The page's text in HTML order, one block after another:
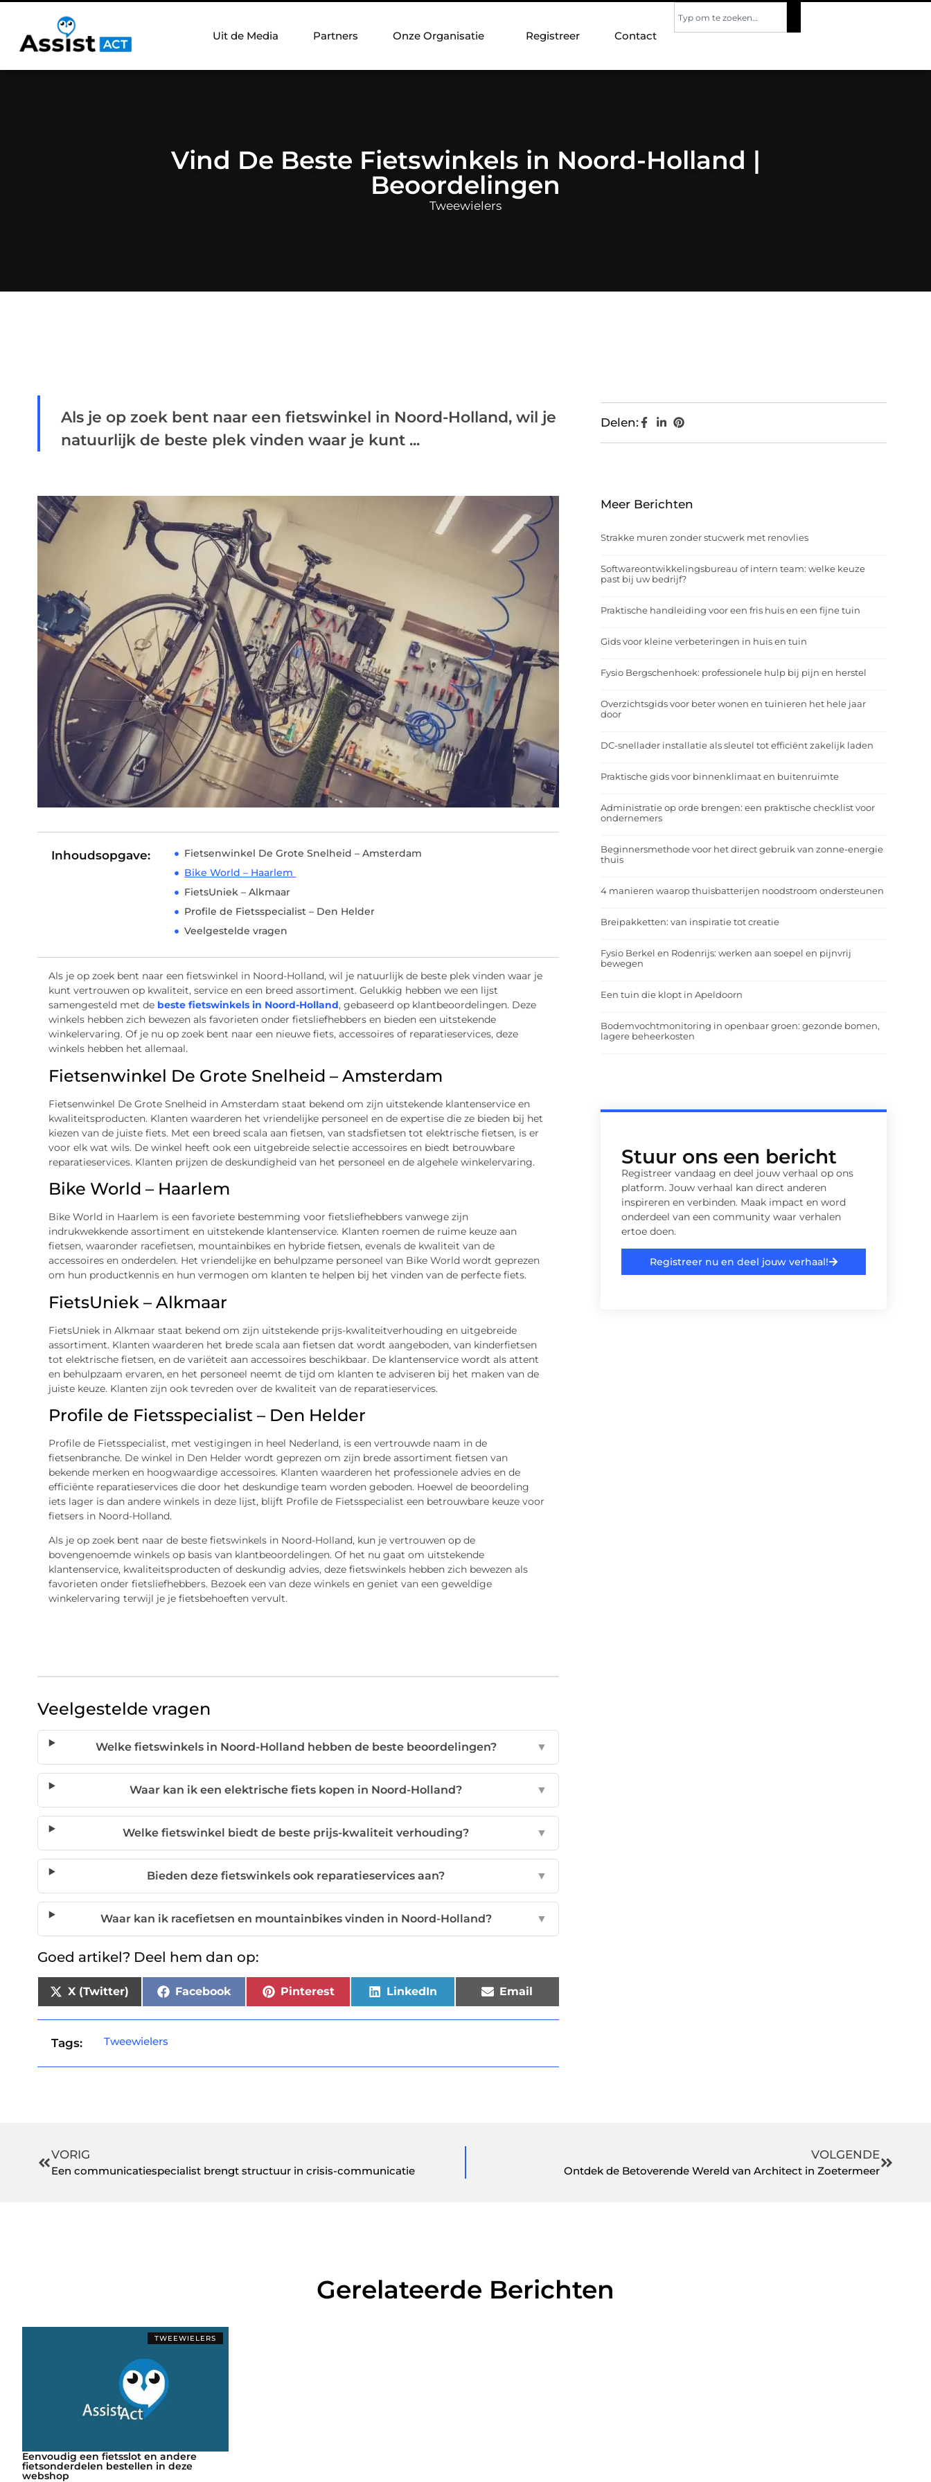
Uit de Media Partners Onze Organisatie Registreer Contact
Vind De Beste Fietswinkels in Noord-Holland |
Beoordelingen
Tweewielers
Als je op zoek bent naar een fietswinkel in Noord-Holland, wil je
natuurlijk de beste plek vinden waar je kunt ...
Inhoudsopgave:
Fietsenwinkel De Grote Snelheid – Amsterdam
Bike World – Haarlem
FietsUniek – Alkmaar
Profile de Fietsspecialist – Den Helder
Veelgestelde vragen
Als je op zoek bent naar een fietswinkel in Noord-Holland, wil je natuurlijk de beste plek vinden waar je
kunt vertrouwen op kwaliteit, service en een breed assortiment. Gelukkig hebben we een lijst
samengesteld met de beste fietswinkels in Noord-Holland, gebaseerd op klantbeoordelingen. Deze
winkels hebben zich bewezen als favorieten onder fietsliefhebbers en bieden een uitstekende
winkelervaring. Of je nu op zoek bent naar een nieuwe fiets, accessoires of reparatieservices, deze
winkels hebben het allemaal.
Fietsenwinkel De Grote Snelheid – Amsterdam
Fietsenwinkel De Grote Snelheid in Amsterdam staat bekend om zijn uitstekende klantenservice en
kwaliteitsproducten. Klanten waarderen het vriendelijke personeel en de expertise die ze bieden bij het
kiezen van de juiste fiets. Met een breed scala aan fietsen, van stadsfietsen tot elektrische fietsen, is er
voor elk wat wils. De winkel heeft ook een uitgebreide selectie accessoires en biedt betrouwbare
reparatieservices. Klanten prijzen de deskundigheid van het personeel en de algehele winkelervaring.
Bike World – Haarlem
Bike World in Haarlem is een favoriete bestemming voor fietsliefhebbers vanwege zijn
indrukwekkende assortiment en uitstekende klantenservice. Klanten roemen de ruime keuze aan
fietsen, waaronder racefietsen, mountainbikes en hybride fietsen, evenals de kwaliteit van de
accessoires en onderdelen. Het vriendelijke en behulpzame personeel van Bike World wordt geprezen
om hun productkennis en hun vermogen om klanten te helpen bij het vinden van de perfecte fiets.
FietsUniek – Alkmaar
FietsUniek in Alkmaar staat bekend om zijn uitstekende prijs-kwaliteitverhouding en uitgebreide
assortiment. Klanten waarderen het brede scala aan fietsen dat wordt aangeboden, van kinderfietsen
tot elektrische fietsen, en de variëteit aan accessoires beschikbaar. De klantenservice wordt als attent
en behulpzaam ervaren, en het personeel neemt de tijd om klanten te adviseren bij het maken van de
juiste keuze. Klanten zijn ook tevreden over de kwaliteit van de reparatieservices.
Profile de Fietsspecialist – Den Helder
Profile de Fietsspecialist, met vestigingen in heel Nederland, is een vertrouwde naam in de
fietsenbranche. De winkel in Den Helder wordt geprezen om zijn brede assortiment fietsen van
bekende merken en hoogwaardige accessoires. Klanten waarderen het professionele advies en de
efficiënte reparatieservices die door het deskundige team worden geboden. Hoewel de beoordeling
iets lager is dan andere winkels in deze lijst, blijft Profile de Fietsspecialist een betrouwbare keuze voor
fietsers in Noord-Holland.
Als je op zoek bent naar de beste fietswinkels in Noord-Holland, kun je vertrouwen op de
bovengenoemde winkels op basis van klantbeoordelingen. Of het nu gaat om uitstekende
klantenservice, kwaliteitsproducten of deskundig advies, deze fietswinkels hebben zich bewezen als
favorieten onder fietsliefhebbers. Bezoek een van deze winkels en geniet van een geweldige
winkelervaring terwijl je je fietsbehoeften vervult.
Veelgestelde vragen
Welke fietswinkels in Noord-Holland hebben de beste beoordelingen? ▼
Waar kan ik een elektrische fiets kopen in Noord-Holland? ▼
Welke fietswinkel biedt de beste prijs-kwaliteit verhouding? ▼
Bieden deze fietswinkels ook reparatieservices aan? ▼
Waar kan ik racefietsen en mountainbikes vinden in Noord-Holland? ▼
Goed artikel? Deel hem dan op:
X (Twitter) Facebook Pinterest LinkedIn Email
Tags: Tweewielers
Delen:
Meer Berichten
Strakke muren zonder stucwerk met renovlies
Softwareontwikkelingsbureau of intern team: welke keuze
past bij uw bedrijf?
Praktische handleiding voor een fris huis en een fijne tuin
Gids voor kleine verbeteringen in huis en tuin
Fysio Bergschenhoek: professionele hulp bij pijn en herstel
Overzichtsgids voor beter wonen en tuinieren het hele jaar
door
DC-snellader installatie als sleutel tot efficiënt zakelijk laden
Praktische gids voor binnenklimaat en buitenruimte
Administratie op orde brengen: een praktische checklist voor
ondernemers
Beginnersmethode voor het direct gebruik van zonne-energie
thuis
4 manieren waarop thuisbatterijen noodstroom ondersteunen
Breipakketten: van inspiratie tot creatie
Fysio Berkel en Rodenrijs: werken aan soepel en pijnvrij
bewegen
Een tuin die klopt in Apeldoorn
Bodemvochtmonitoring in openbaar groen: gezonde bomen,
lagere beheerkosten
Stuur ons een bericht
Registreer vandaag en deel jouw verhaal op ons
platform. Jouw verhaal kan direct anderen
inspireren en verbinden. Maak impact en word
onderdeel van een community waar verhalen
ertoe doen.
Registreer nu en deel jouw verhaal!
VORIG
Een communicatiespecialist brengt structuur in crisis-communicatie
VOLGENDE
Ontdek de Betoverende Wereld van Architect in Zoetermeer
Gerelateerde Berichten
TWEEWIELERS
Eenvoudig een fietsslot en andere
fietsonderdelen bestellen in deze
webshop